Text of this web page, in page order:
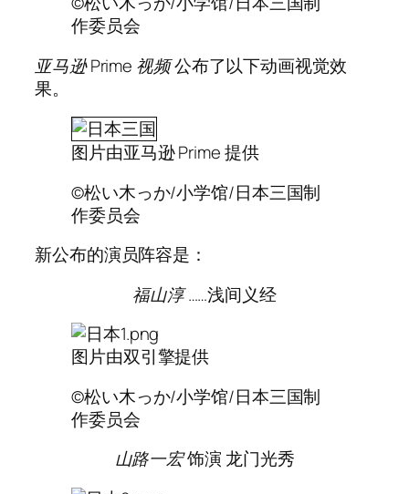
作委员会
亚马逊 Prime 视频公布了以下动画视觉效
果。
图片由亚马逊 Prime 提供
©松い木っか/小学馆/日本三国制
作委员会
新公布的演员阵容是：
福山淳……浅间义经
图片由双引擎提供
©松い木っか/小学馆/日本三国制
作委员会
山路一宏饰演 龙门光秀